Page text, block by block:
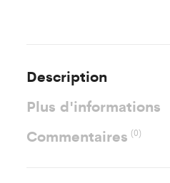
Description
Plus d'informations
Commentaires(0)